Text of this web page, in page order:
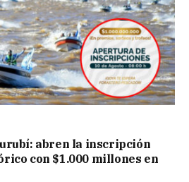
abren la inscripción
con $1.000 millones en